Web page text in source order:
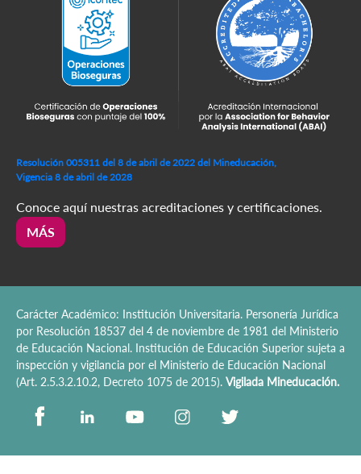
Resolución 005311 del 8 de abril de 2022 del Mineducación,
Vigencia 8 de abril de 2028
Conoce aquí nuestras acreditaciones y certificaciones.
MÁS
Carácter Académico: Institución Universitaria. Personería Jurídica
por Resolución 18537 del 4 de noviembre de 1981 del Ministerio
de Educación Nacional. Institución de Educación Superior sujeta a
inspección y vigilancia por el Ministerio de Educación Nacional
(Art. 2.5.3.2.10.2, Decreto 1075 de 2015). Vigilada Mineducación.